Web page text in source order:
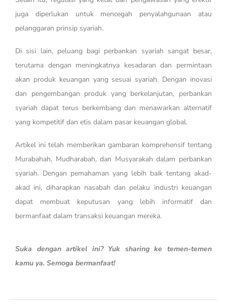
juga diperlukan untuk mencegah penyalahgunaan atau
pelanggaran prinsip syariah.
Di sisi lain, peluang bagi perbankan syariah sangat besar,
terutama dengan meningkatnya kesadaran dan permintaan
akan produk keuangan yang sesuai syariah. Dengan inovasi
dan pengembangan produk yang berkelanjutan, perbankan
syariah dapat terus berkembang dan menawarkan alternatif
yang kompetitif dan etis dalam pasar keuangan global.
Artikel ini telah memberikan gambaran komprehensif tentang
Murabahah, Mudharabah, dan Musyarakah dalam perbankan
syariah. Dengan pemahaman yang lebih baik tentang akad-
akad ini, diharapkan nasabah dan pelaku industri keuangan
dapat membuat keputusan yang lebih informatif dan
bermanfaat dalam transaksi keuangan mereka.
Suka dengan artikel ini? Yuk sharing ke temen-temen
kamu ya. Semoga bermanfaat!